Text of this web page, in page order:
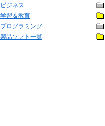
ビジネス
学習＆教育
プログラミング
製品ソフト一覧